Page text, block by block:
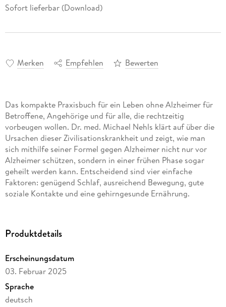
Sofort lieferbar (Download)
Merken Empfehlen Bewerten
Das kompakte Praxisbuch für ein Leben ohne Alzheimer für
Betroffene, Angehörige und für alle, die rechtzeitig
vorbeugen wollen. Dr. med. Michael Nehls klärt auf über die
Ursachen dieser Zivilisationskrankheit und zeigt, wie man
sich mithilfe seiner Formel gegen Alzheimer nicht nur vor
Alzheimer schützen, sondern in einer frühen Phase sogar
geheilt werden kann. Entscheidend sind vier einfache
Faktoren: genügend Schlaf, ausreichend Bewegung, gute
Mit vielen hilfreichen Empfehlungen und Rezepten im
überzeugend!
Produktdetails
Erscheinungsdatum
03. Februar 2025
Sprache
deutsch